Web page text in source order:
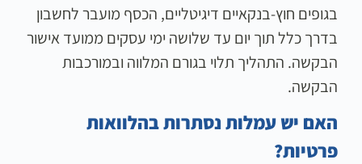
בגופים חוץ-בנקאיים דיגיטליים, הכסף מועבר לחשבון
בדרך כלל תוך יום עד שלושה ימי עסקים ממועד אישור
הבקשה. התהליך תלוי בגורם המלווה ובמורכבות
הבקשה.
האם יש עמלות נסתרות בהלוואות
פרטיות?